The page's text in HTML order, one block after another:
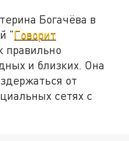
Богачёва в
"Говорит
правильно
и близких. Она
от
сетях с